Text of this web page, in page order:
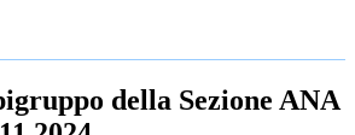
della Sezione ANA